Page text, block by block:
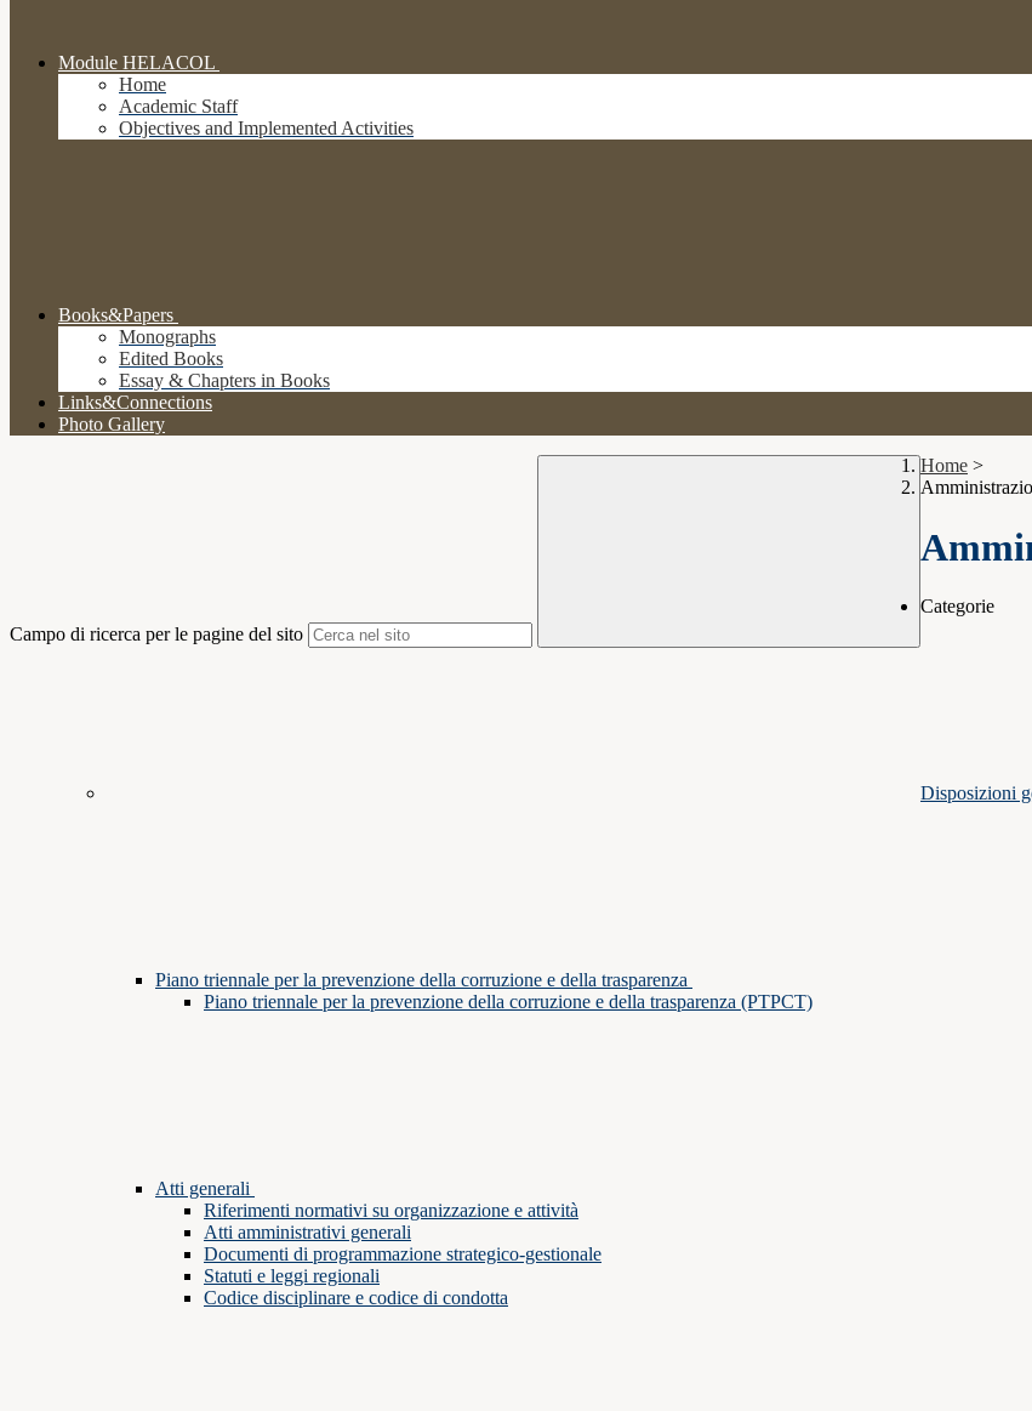
Module HELACOL
Home
Academic Staff
Objectives and Implemented Activities
Books&Papers
Monographs
Edited Books
Essay & Chapters in Books
Links&Connections
Photo Gallery
Campo di ricerca per le pagine del sito
Home >
Categorie
Disposizioni
Piano triennale per la prevenzione della corruzione e della trasparenza
Piano triennale per la prevenzione della corruzione e della trasparenza (PTPCT)
Atti generali
Riferimenti normativi su organizzazione e attività
Atti amministrativi generali
Documenti di programmazione strategico-gestionale
Statuti e leggi regionali
Codice disciplinare e codice di condotta